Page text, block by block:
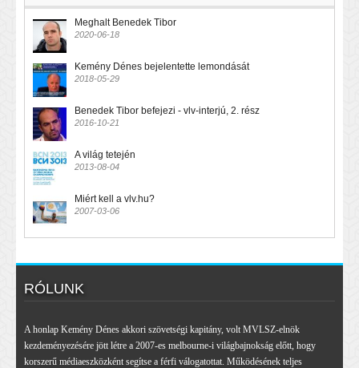
Meghalt Benedek Tibor
2020-06-18
Kemény Dénes bejelentette lemondását
2018-05-29
Benedek Tibor befejezi - vlv-interjú, 2. rész
2016-10-21
A világ tetején
2013-08-04
Miért kell a vlv.hu?
2007-03-06
RÓLUNK
A honlap Kemény Dénes akkori szövetségi kapitány, volt MVLSZ-elnök
kezdeményezésére jött létre a 2007-es melbourne-i világbajnokság előtt, hogy
korszerű médiaeszközként segítse a férfi válogatottat. Működésének teljes